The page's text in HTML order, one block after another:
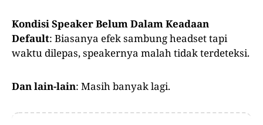
Kondisi Speaker Belum Dalam Keadaan
Default: Biasanya efek sambung headset tapi
waktu dilepas, speakernya malah tidak terdeteksi.
Dan lain-lain: Masih banyak lagi.